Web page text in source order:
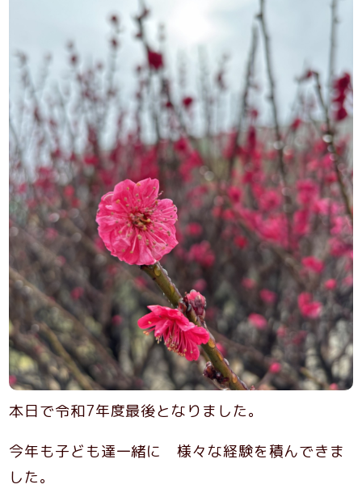
本日で令和7年度最後となりました。
今年も子ども達一緒に 様々な経験を積んできま
した。